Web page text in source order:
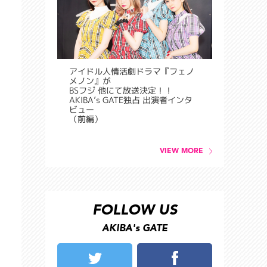
アイドル人情活劇ドラマ『フェノ
メノン』が
BSフジ 他にて放送決定！！
AKIBA’s GATE独占 出演者インタ
ビュー
（前編）
VIEW MORE
FOLLOW US
AKIBA's GATE